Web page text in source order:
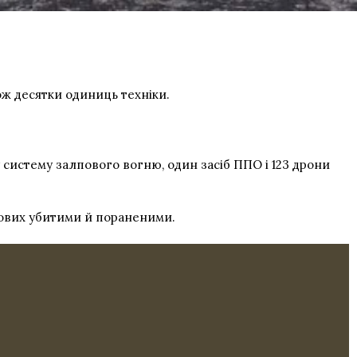
десятки одиниць техніки.
залпового вогню, один засіб ППО і 123 дрони
убитими й пораненими.